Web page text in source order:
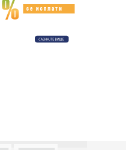
Glavna promena - porasla
pare da prizna, ali su štete u